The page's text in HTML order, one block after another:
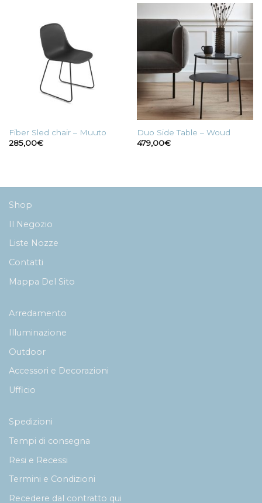
Fiber Sled chair – Muuto
285,00€
Duo Side Table – Woud
479,00€
Shop
Il Negozio
Liste Nozze
Contatti
Mappa Del Sito
Arredamento
Illuminazione
Outdoor
Accessori e Decorazioni
Ufficio
Spedizioni
Tempi di consegna
Resi e Recessi
Termini e Condizioni
Recedere dal contratto qui